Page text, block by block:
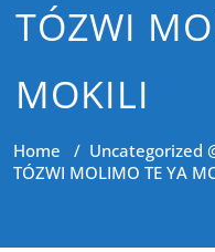
TÓZWI
MOKILI
Home / Uncategorized
TÓZWI MOLIMO TE YA